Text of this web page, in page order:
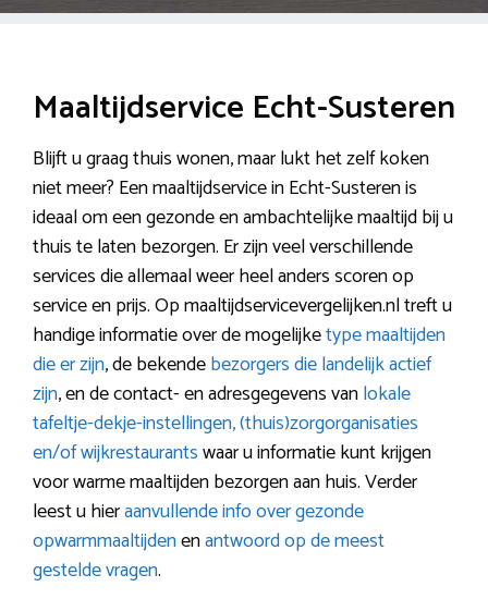
Maaltijdservice Echt-Susteren
Blijft u graag thuis wonen, maar lukt het zelf koken
niet meer? Een maaltijdservice in Echt-Susteren is
ideaal om een gezonde en ambachtelijke maaltijd bij u
thuis te laten bezorgen. Er zijn veel verschillende
services die allemaal weer heel anders scoren op
service en prijs. Op maaltijdservicevergelijken.nl treft u
handige informatie over de mogelijketype maaltijden
die er zijn, de bekendebezorgers die landelijk actief
zijn, en de contact- en adresgegevens vanlokale
tafeltje-dekje-instellingen, (thuis)zorgorganisaties
en/of wijkrestaurantswaar u informatie kunt krijgen
voor warme maaltijden bezorgen aan huis. Verder
leest u hieraanvullende info over gezonde
opwarmmaaltijdenenantwoord op de meest
gestelde vragen.